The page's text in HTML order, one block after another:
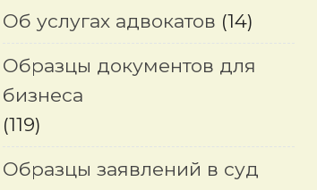
Об услугах адвокатов (14)
Образцы документов для
бизнеса
(119)
Образцы заявлений в суд